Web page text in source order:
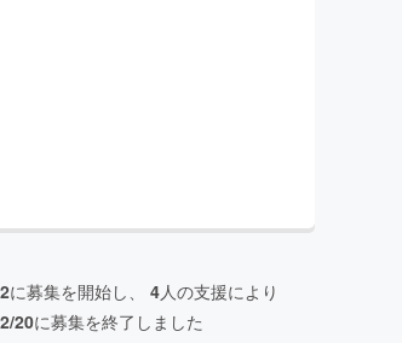
に募集を開始し、 4人の支援により
20に募集を終了しました